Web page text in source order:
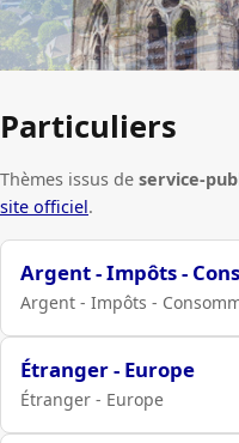
Particuliers
Thèmes issus de service-
site officiel.
Argent - Impôts -
Argent - Impôts -
Étranger - Europe
Étranger - Europe